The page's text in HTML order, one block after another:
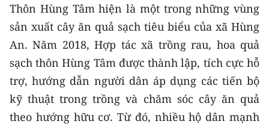
Bắc Trung Bộ
Duyên hải Nam Trung Bộ và Tây
Nguyên
Đông Nam Bộ
Đồng bằng sông Cửu Long
Thôn Hùng Tâm hiện là một trong những vùng
sản xuất cây ăn quả sạch tiêu biểu của xã Hùng
An. Năm 2018, Hợp tác xã trồng rau, hoa quả
sạch thôn Hùng Tâm được thành lập, tích cực hỗ
trợ, hướng dẫn người dân áp dụng các tiến bộ
kỹ thuật trong trồng và chăm sóc cây ăn quả
theo hướng hữu cơ. Từ đó, nhiều hộ dân mạnh